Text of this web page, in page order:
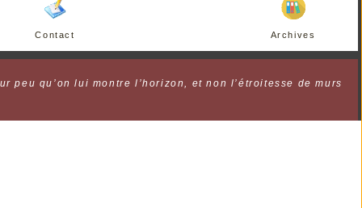
Contact Archives
qu’on lui montre l’horizon, et non l’étroitesse de murs